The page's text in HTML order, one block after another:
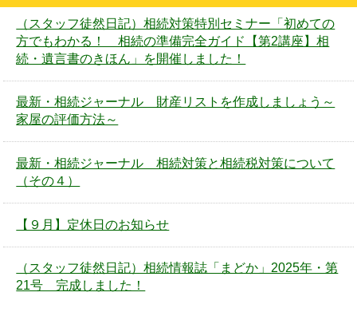
（スタッフ徒然日記）相続対策特別セミナー「初めての
方でもわかる！ 相続の準備完全ガイド【第2講座】相
続・遺言書のきほん」を開催しました！
最新・相続ジャーナル 財産リストを作成しましょう～
家屋の評価方法～
最新・相続ジャーナル 相続対策と相続税対策について
（その４）
【９月】定休日のお知らせ
（スタッフ徒然日記）相続情報誌「まどか」2025年・第
21号 完成しました！